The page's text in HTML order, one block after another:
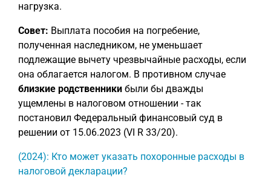
нагрузка.
Совет: Выплата пособия на погребение,
полученная наследником, не уменьшает
подлежащие вычету чрезвычайные расходы, если
она облагается налогом. В противном случае
близкие родственники были бы дважды
ущемлены в налоговом отношении - так
постановил Федеральный финансовый суд в
решении от 15.06.2023 (VI R 33/20).
(2024): Кто может указать похоронные расходы в
налоговой декларации?